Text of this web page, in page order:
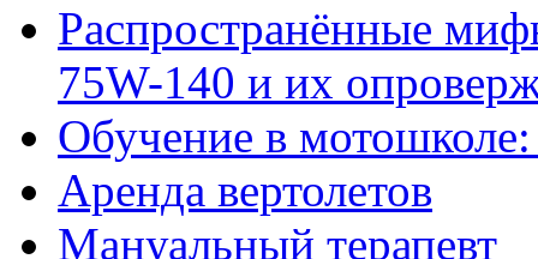
Распространённые
75W-140 и их
Обучение в
Аренда вертолетов
Мануальный терапевт